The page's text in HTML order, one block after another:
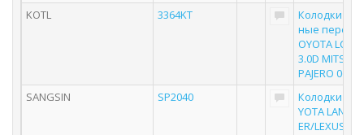
KOTL
3364KT
Колодки
ные
OYOTA LC
3.0D
PAJERO 06
SANGSIN
SP2040
Колодки
YOTA LAND
ER/LEXUS